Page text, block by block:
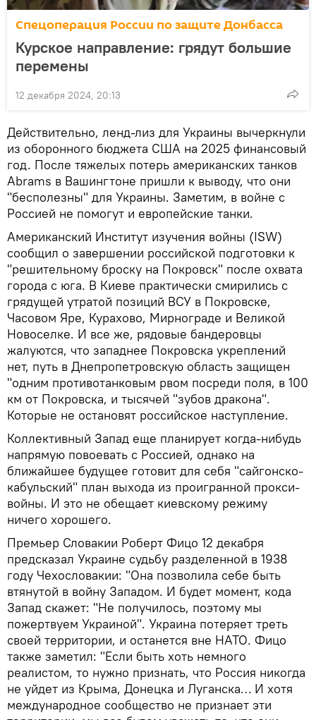
Спецоперация России по защите Донбасса
Курское направление: грядут большие
перемены
12 декабря 2024, 20:13
Действительно, ленд-лиз для Украины вычеркнули
из оборонного бюджета США на 2025 финансовый
год. После тяжелых потерь американских танков
Abrams в Вашингтоне пришли к выводу, что они
"бесполезны" для Украины. Заметим, в войне с
Россией не помогут и европейские танки.
Американский Институт изучения войны (ISW)
сообщил о завершении российской подготовки к
"решительному броску на Покровск" после охвата
города с юга. В Киеве практически смирились с
грядущей утратой позиций ВСУ в Покровске,
Часовом Яре, Курахово, Мирнограде и Великой
Новоселке. И все же, рядовые бандеровцы
жалуются, что западнее Покровска укреплений
нет, путь в Днепропетровскую область защищен
"одним противотанковым рвом посреди поля, в 100
км от Покровска, и тысячей "зубов дракона".
Которые не остановят российское наступление.
Коллективный Запад еще планирует когда-нибудь
напрямую повоевать с Россией, однако на
ближайшее будущее готовит для себя "сайгонско-
кабульский" план выхода из проигранной прокси-
войны. И это не обещает киевскому режиму
ничего хорошего.
Премьер Словакии Роберт Фицо 12 декабря
предсказал Украине судьбу разделенной в 1938
году Чехословакии: "Она позволила себе быть
втянутой в войну Западом. И будет момент, кода
Запад скажет: "Не получилось, поэтому мы
пожертвуем Украиной". Украина потеряет треть
своей территории, и останется вне НАТО. Фицо
также заметил: "Если быть хоть немного
реалистом, то нужно признать, что Россия никогда
не уйдет из Крыма, Донецка и Луганска… И хотя
международное сообщество не признает эти